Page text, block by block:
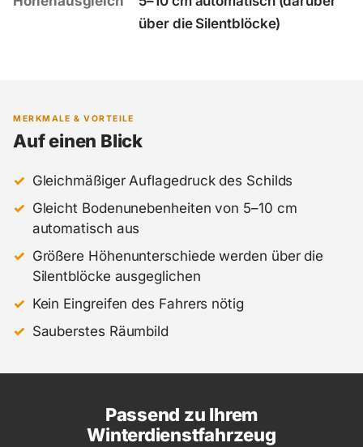
über die Silentblöcke)
MERKMALE & VORTEILE
Auf einen Blick
Gleichmäßiger Auflagedruck des Schilds
Gleicht Bodenunebenheiten von 5–10 cm
automatisch aus
Größere Höhenunterschiede werden über die
Silentblöcke ausgeglichen
Kein Eingreifen des Fahrers nötig
Sauberstes Räumbild
Passend zu Ihrem
Winterdienstfahrzeug